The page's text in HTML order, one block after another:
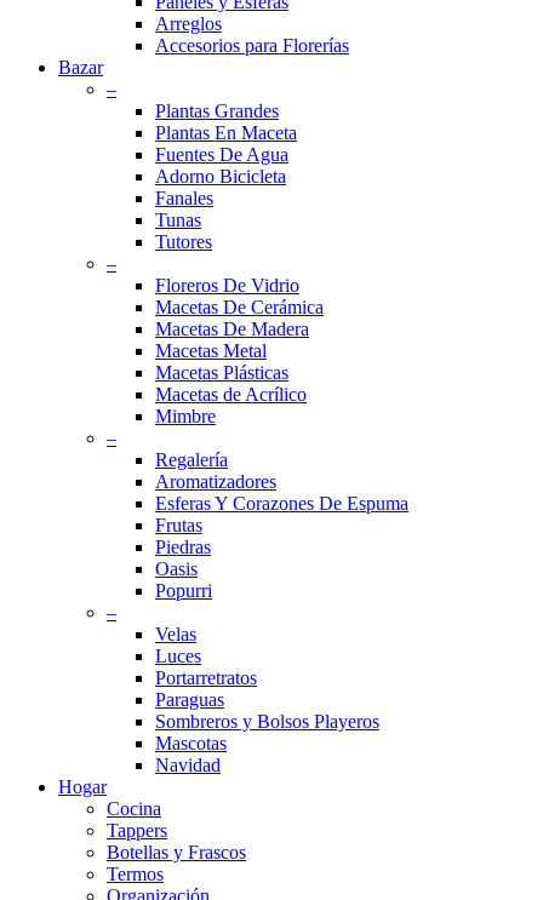
Arreglos
Accesorios para Florerías
Bazar
–
Plantas Grandes
Plantas En Maceta
Fuentes De Agua
Adorno Bicicleta
Fanales
Tunas
Tutores
–
Floreros De Vidrio
Macetas De Cerámica
Macetas De Madera
Macetas Metal
Macetas Plásticas
Macetas de Acrílico
Mimbre
–
Regalería
Aromatizadores
Esferas Y Corazones De Espuma
Frutas
Piedras
Oasis
Popurri
–
Velas
Luces
Portarretratos
Paraguas
Sombreros y Bolsos Playeros
Mascotas
Navidad
Hogar
Cocina
Tappers
Botellas y Frascos
Termos